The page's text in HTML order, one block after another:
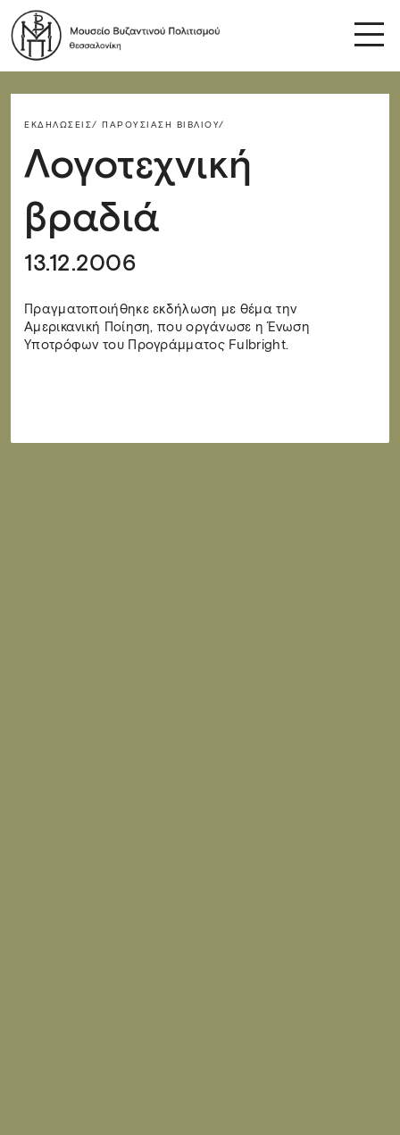
ΕΚΔΗΛΏΣΕΙΣ/ ΠΑΡΟΥΣΊΑΣΗ ΒΙΒΛΊΟΥ/
Λογοτεχνική
βραδιά
13.12.2006
Πραγματοποιήθηκε εκδήλωση με θέμα την
Αμερικανική Ποίηση, που οργάνωσε η Ένωση
Υποτρόφων του Προγράμματος Fulbright.